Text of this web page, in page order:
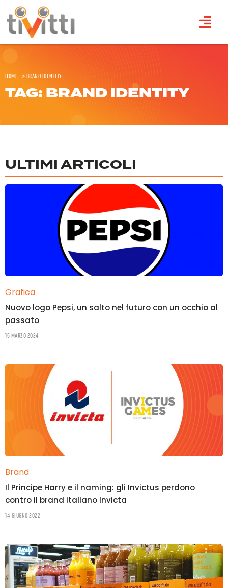
Home >Brand identity
TAG: BRAND IDENTITY
ULTIMI ARTICOLI
Grafica
Nuovo logo Pepsi, un salto nel futuro con un occhio al
passato
15 Marzo 2024
Brand
Il Principe Harry e il naming: gli Invictus perdono
contro il brand italiano Invicta
14 Giugno 2022